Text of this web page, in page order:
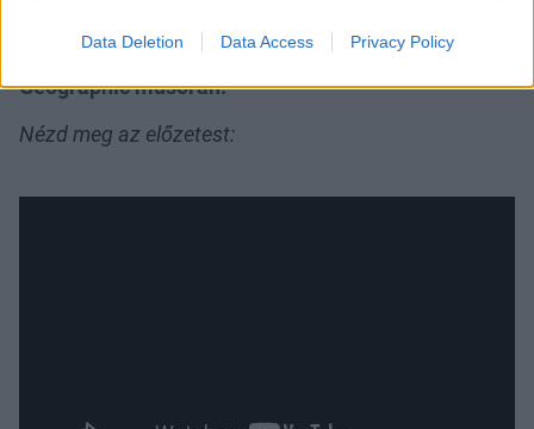
Data Deletion Data Access Privacy Policy
Az Acivate: Tégy a világért! sorozat
csütörtökönként 21 órakor látható a National
Geographic műsorán.
Nézd meg az előzetest: